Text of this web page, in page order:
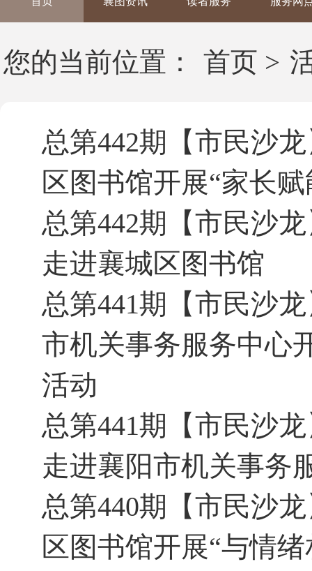
您的当前位置： 首页 >
总第442期【市民沙
区图书馆开展“家长
总第442期【市民沙
走进襄城区图书馆
总第441期【市民沙
市机关事务服务中心
活动
总第441期【市民沙
走进襄阳市机关事务
总第440期【市民沙
区图书馆开展“与情